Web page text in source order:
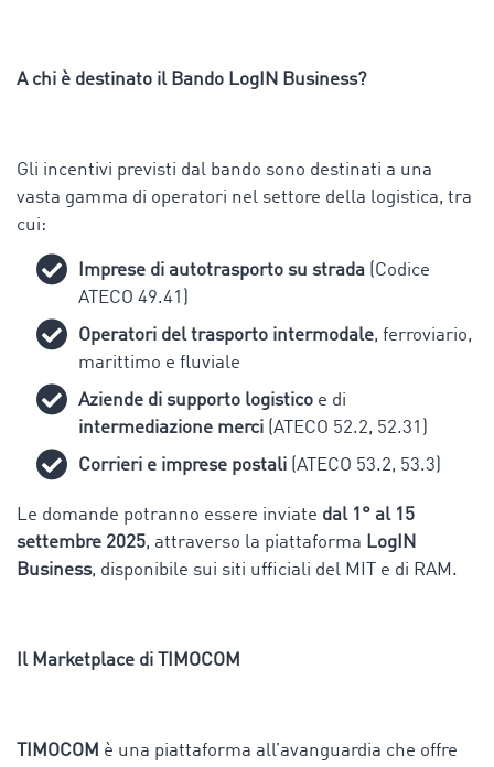
A chi è destinato il Bando LogIN Business?
Gli incentivi previsti dal bando sono destinati a una
vasta gamma di operatori nel settore della logistica, tra
cui:
Imprese di autotrasporto su strada (Codice
ATECO 49.41)
Operatori del trasporto intermodale, ferroviario,
marittimo e fluviale
Aziende di supporto logistico e di
intermediazione merci (ATECO 52.2, 52.31)
Corrieri e imprese postali (ATECO 53.2, 53.3)
Le domande potranno essere inviate dal 1° al 15
settembre 2025, attraverso la piattaforma LogIN
Business, disponibile sui siti ufficiali del MIT e di RAM.
Il Marketplace di TIMOCOM
TIMOCOM è una piattaforma all’avanguardia che offre